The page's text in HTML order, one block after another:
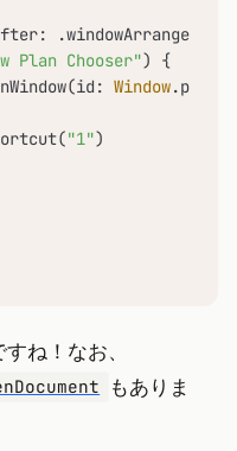
Plan Chooser") {
Window
"1")
ね！なお、
もありま